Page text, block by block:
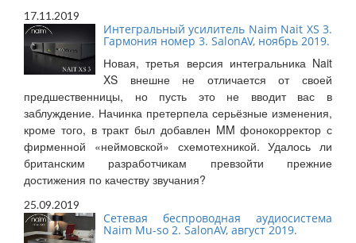
17.11.2019
Интегральный усилитель Naim Nait XS 3.
Гармония номер 3. SalonAV, ноябрь 2019.
Новая, третья версия интегральника Nait
XS внешне не отличается от своей
предшественницы, но пусть это не вводит вас в
заблуждение. Начинка претерпела серьёзные изменения,
кроме того, в тракт был добавлен MM фонокорректор с
фирменной «неймовской» схемотехникой. Удалось ли
британским разработчикам превзойти прежние
достижения по качеству звучания?
25.09.2019
Сетевая беспроводная аудиосистема
Naim Mu-so 2. SalonAV, август 2019.